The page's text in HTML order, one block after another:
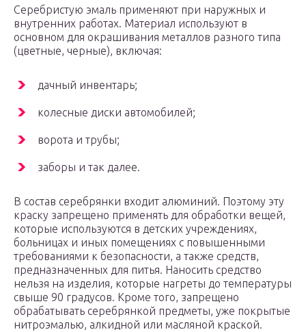
Серебристую эмаль применяют при наружных и
внутренних работах. Материал используют в
основном для окрашивания металлов разного типа
(цветные, черные), включая:
дачный инвентарь;
колесные диски автомобилей;
ворота и трубы;
заборы и так далее.
В состав серебрянки входит алюминий. Поэтому эту
краску запрещено применять для обработки вещей,
которые используются в детских учреждениях,
больницах и иных помещениях с повышенными
требованиями к безопасности, а также средств,
предназначенных для питья. Наносить средство
нельзя на изделия, которые нагреты до температуры
свыше 90 градусов. Кроме того, запрещено
обрабатывать серебрянкой предметы, уже покрытые
нитроэмалью, алкидной или масляной краской.